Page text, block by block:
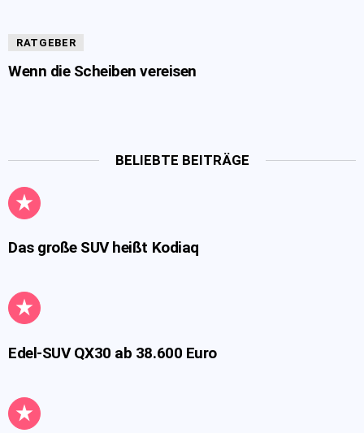
RATGEBER
Wenn die Scheiben vereisen
BELIEBTE BEITRÄGE
Das große SUV heißt Kodiaq
Edel-SUV QX30 ab 38.600 Euro